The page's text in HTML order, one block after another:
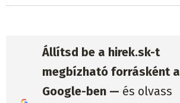
Állítsd be a hirek.sk-t
megbízható forrásként a
Google-ben — és olvass